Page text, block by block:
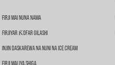
Firji Mai Nuna Nama
Firjiyar Ƙofar Gilashi
Injin Daskarewa Na Nuni Na Ice Cream